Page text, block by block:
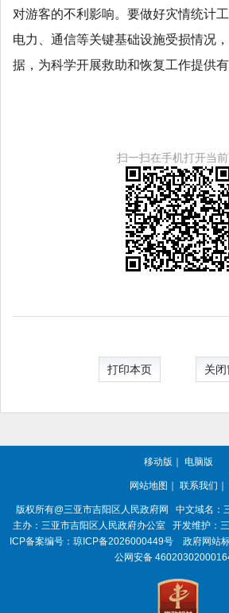
对游客的不利影响。要做好灾情统计
电力、通信等关键基础设施受损情况
据，为科学开展救助和恢复工作提供有
扫一扫在手机打开当
打印本页 关闭
移动版 ｜ 电脑版
网站地图 ｜ 联系我们 ｜
版权所有@三亚市吉阳区人民政府网 中文域名：
主办：三亚市吉阳区人民政府办公室
开发维护：
ICP备案编号： 琼ICP备2026000449号 政府网站
公网安备